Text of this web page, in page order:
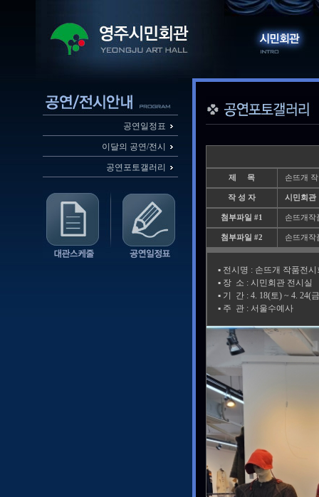
공연일정표
이달의 공연/전시
공연포토갤러리
제 목 손뜨개
작 성 자 시민회관
첨부파일 #1 손뜨개작
첨부파일 #2 손뜨개작
▪️ 전시명 : 손뜨개 작품전시
▪️ 장 소 : 시민회관 전시실
▪️ 기 간 : 4. 18(토) ~ 4. 24(
▪️ 주 관 : 서울수예사